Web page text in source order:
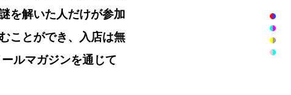
を解いた人だけが参加
ことができ、入店は無
ルマガジンを通じて